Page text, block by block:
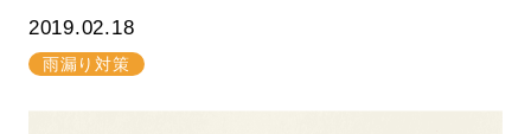
2019.02.18
雨漏り対策